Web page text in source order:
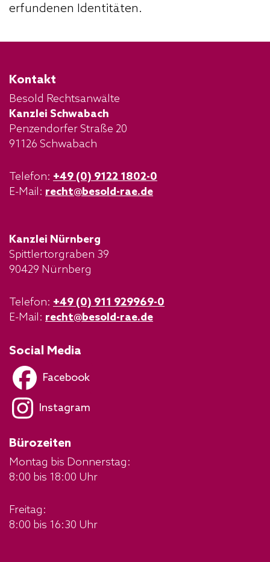
erfundenen Identitäten.
Kontakt
Besold Rechtsanwälte
Kanzlei Schwabach
Penzendorfer Straße 20
91126 Schwabach
Telefon: +49 (0) 9122 1802-0
E-Mail: recht@besold-rae.de
Kanzlei Nürnberg
Spittlertorgraben 39
90429 Nürnberg
Telefon: +49 (0) 911 929969-0
E-Mail: recht@besold-rae.de
Social Media
Facebook
Instagram
Bürozeiten
Montag bis Donnerstag:
8:00 bis 18:00 Uhr
Freitag:
8:00 bis 16:30 Uhr